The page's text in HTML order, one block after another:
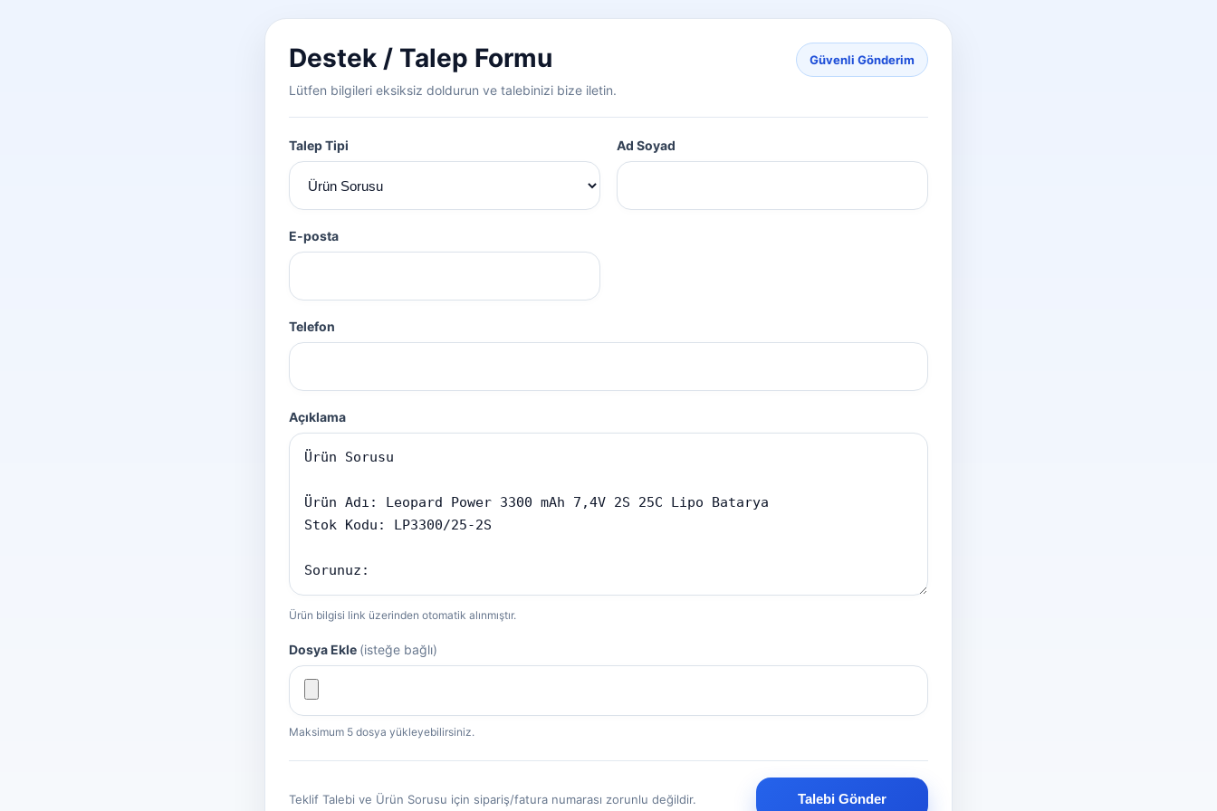
Destek / Talep Formu
Lütfen bilgileri eksiksiz doldurun ve talebinizi bize iletin.
Güvenli Gönderim
Talep Tipi Ad Soyad
E-posta
Telefon
Açıklama
Ürün bilgisi link üzerinden otomatik alınmıştır.
Dosya Ekle (isteğe bağlı)
Maksimum 5 dosya yükleyebilirsiniz.
Teklif Talebi ve Ürün Sorusu için sipariş/fatura numarası zorunlu değildir. Talebi Gönder